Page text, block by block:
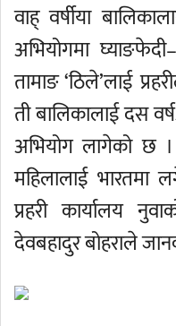
वाह् वर्षीया
अभियोगमा
तामाङ ‘ठिले’लाई
ती बालिकालाई दस
अभियोग लागेको छ
महिलालाई भारतमा
प्रहरी कार्यालय
देवबहादुर बोहराले